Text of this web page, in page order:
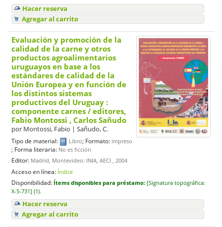
Hacer reserva
Agregar al carrito
Evaluación y promoción de la
calidad de la carne y otros
productos agroalimentarios
uruguayos en base a los
estándares de calidad de la
Unión Europea y en función de
los distintos sistemas
productivos del Uruguay :
componente carnes / editores,
Fabio Montossi , Carlos Sañudo
por Montossi, Fabio | Sañudo, C.
Tipo de material: Libro; Formato: impreso
; Forma literaria: No es ficción
Editor: Madrid, Montevideo: INIA, AECI , 2004
Acceso en línea: Índice
Disponibilidad: Ítems disponibles para préstamo: [Signatura topográfica:
X-5-731] (1).
Hacer reserva
Agregar al carrito